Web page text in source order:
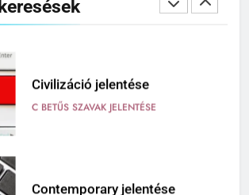
C BETŰS SZAVAK JELENTÉSE
Civilizáció jelentése